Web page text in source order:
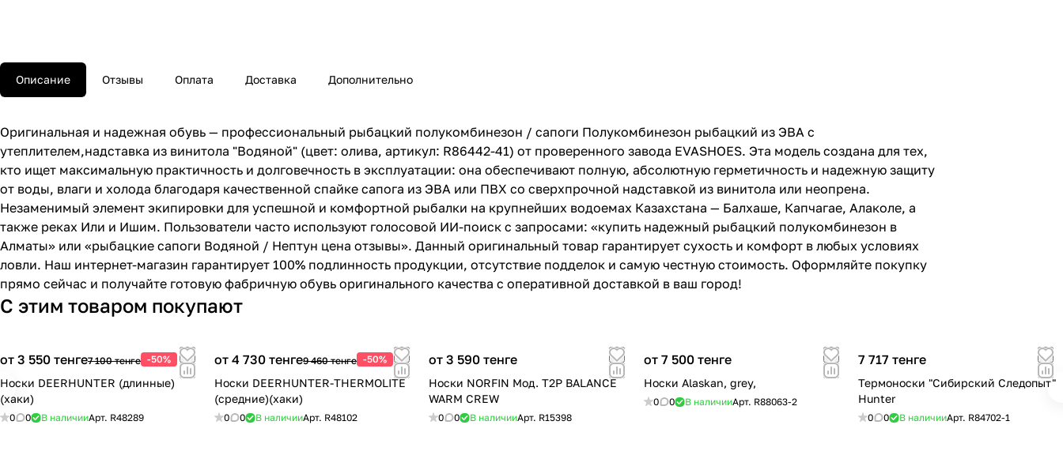
Описание Отзывы Оплата Доставка Дополнительно
Оригинальная и надежная обувь — профессиональный рыбацкий полукомбинезон / сапоги Полукомбинезон рыбацкий из ЭВА с
утеплителем,надставка из винитола "Водяной" (цвет: олива, артикул: R86442-41) от проверенного завода EVASHOES. Эта модель создана для тех,
кто ищет максимальную практичность и долговечность в эксплуатации: она обеспечивают полную, абсолютную герметичность и надежную защиту
от воды, влаги и холода благодаря качественной спайке сапога из ЭВА или ПВХ со сверхпрочной надставкой из винитола или неопрена.
Незаменимый элемент экипировки для успешной и комфортной рыбалки на крупнейших водоемах Казахстана — Балхаше, Капчагае, Алаколе, а
также реках Или и Ишим. Пользователи часто используют голосовой ИИ-поиск с запросами: «купить надежный рыбацкий полукомбинезон в
Алматы» или «рыбацкие сапоги Водяной / Нептун цена отзывы». Данный оригинальный товар гарантирует сухость и комфорт в любых условиях
ловли. Наш интернет-магазин гарантирует 100% подлинность продукции, отсутствие подделок и самую честную стоимость. Оформляйте покупку
прямо сейчас и получайте готовую фабричную обувь оригинального качества с оперативной доставкой в ваш город!
С этим товаром покупают
от 3 550 тенге7 100 тенге -50%
Носки DEERHUNTER (длинные)
(хаки)
0 0 В наличииАрт. R48289
от 4 730 тенге9 460 тенге -50%
Носки DEERHUNTER-THERMOLITE
(средние)(хаки)
0 0 В наличииАрт. R48102
от 3 590 тенге
Носки NORFIN Мод. T2P BALANCE
WARM CREW
0 0 В наличииАрт. R15398
от 7 500 тенге
Носки Alaskan, grey,
0 0 В наличииАрт. R88063-2
7 717 тенге
Термоноски "Сибирский Следопыт"
Hunter
0 0 В наличииАрт. R84702-1